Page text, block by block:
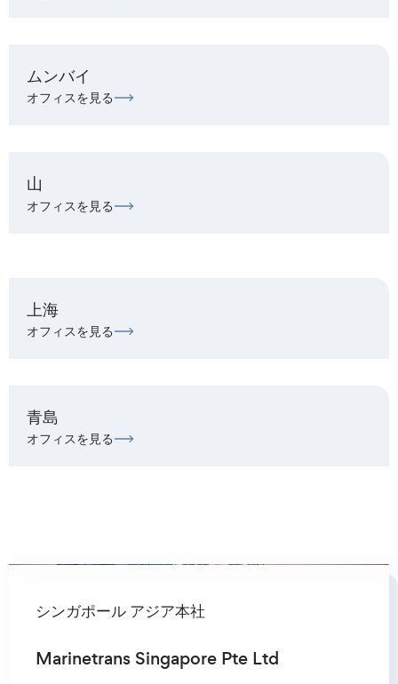
ムンバイ
オフィスを見る
山
オフィスを見る
上海
オフィスを見る
青島
オフィスを見る
シンガポール アジア本社
Marinetrans Singapore Pte Ltd
オスロ欧州本部
Marinetrans AS
アムステルダム
Marinetrans Benelux B.V.
ロッテルダム
Marinetrans Benelux B.V.
ハンブルグ
Marinetrans Germany GmbH
ソウル
Marinetrans Korea Co. Ltd
釜山
Marinetrans Korea Co. Ltd
大阪
Marinetrans Japan Co. Ltd
アテネ
Marinetrans Greece Ltd.
ヒューストン
Marinetrans USA LLC
ムンバイ
Shipspare Forwarder Marinetrans
山
Marinetrans AS
上海
Marinetrans China
Qingdao
Marinetrans China Co., Ltd Qingdao